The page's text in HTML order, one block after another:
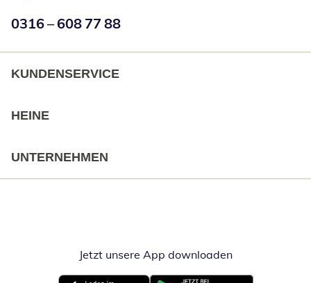
Numéro de téléphone:
0316 – 608 77 88
KUNDENSERVICE
HEINE
UNTERNEHMEN
Jetzt unsere App downloadenÖffnet in